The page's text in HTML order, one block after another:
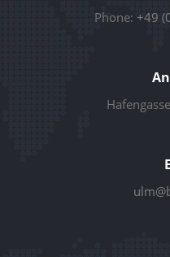
Phone: +49